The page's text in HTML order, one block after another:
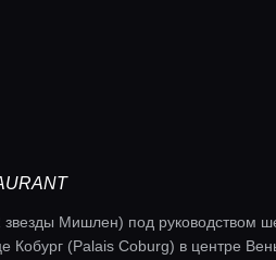
звезды Мишлен) под руководством
Кобург (Palais Coburg) в центре